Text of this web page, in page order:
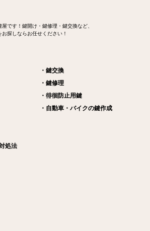
屋です！鍵開け・鍵修理・鍵交換など、
お探しならお任せください！
・鍵交換
・鍵修理
・徘徊防止用鍵
・自動車・バイクの鍵作成
処法